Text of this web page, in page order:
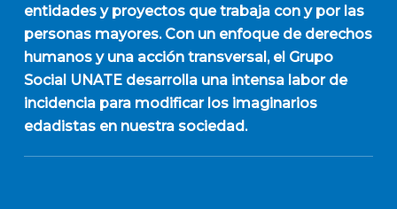
entidades y proyectos que trabaja con y por las
personas mayores. Con un enfoque de derechos
humanos y una acción transversal, el Grupo
Social UNATE desarrolla una intensa labor de
incidencia para modificar los imaginarios
edadistas en nuestra sociedad.